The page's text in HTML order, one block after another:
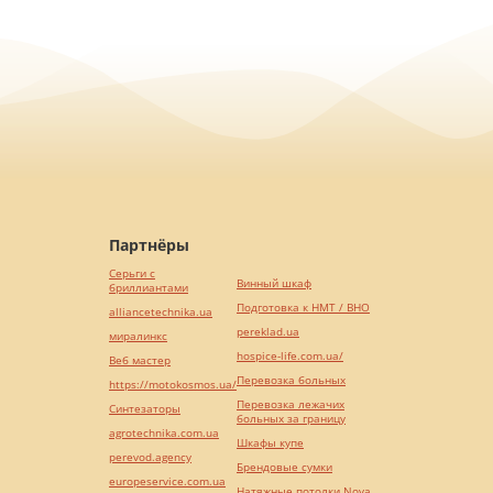
Партнёры
Серьги с
бриллиантами
alliancetechnika.ua
миралинкс
Веб мастер
https://motokosmos.ua/
Синтезаторы
agrotechnika.com.ua
perevod.agency
europeservice.com.ua
Винный шкаф
Подготовка к НМТ / ВНО
pereklad.ua
hospice-life.com.ua/
Перевозка больных
Перевозка лежачих
больных за границу
Шкафы купе
Брендовые сумки